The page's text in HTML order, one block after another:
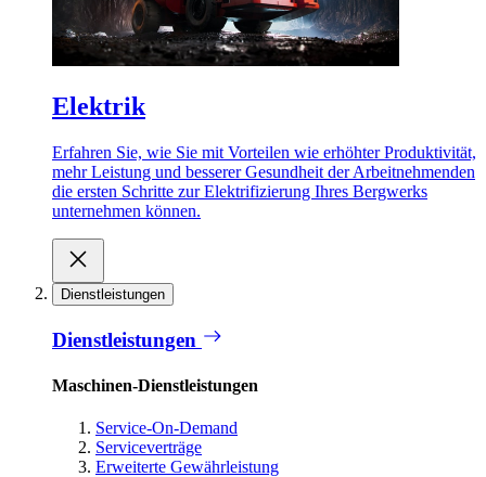
Elektrik
Erfahren Sie, wie Sie mit Vorteilen wie erhöhter Produktivität,
mehr Leistung und besserer Gesundheit der Arbeitnehmenden
die ersten Schritte zur Elektrifizierung Ihres Bergwerks
unternehmen können.
Dienstleistungen
Dienstleistungen
Maschinen-Dienstleistungen
Service-On-Demand
Serviceverträge
Erweiterte Gewährleistung